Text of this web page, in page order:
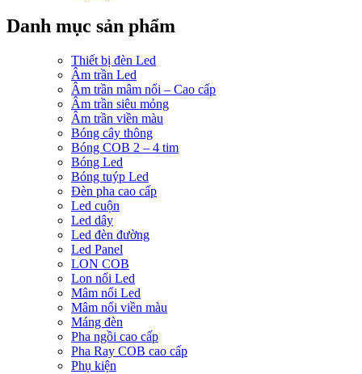
Danh mục sản phẩm
Thiết bị đèn Led
Âm trần Led
Âm trần mâm nổi – Cao cấp
Âm trần siêu mỏng
Âm trần viền màu
Bóng cây thông
Bóng COB 2 – 4 tim
Bóng Led
Bóng tuýp Led
Đèn pha cao cấp
Led cuộn
Led dây
Led đèn đường
Led Panel
LON COB
Lon nổi Led
Mâm nổi Led
Mâm nổi viền màu
Máng đèn
Pha ngồi cao cấp
Pha Ray COB cao cấp
Phụ kiện